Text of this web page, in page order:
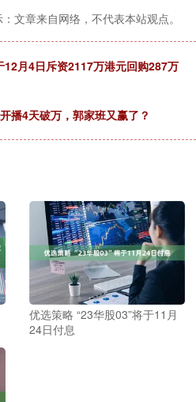
文章来自网络，不代表本站观点。
12月4日斥资2117万港元回购287万
播4天破万，郭家班又赢了？
优选策略 “23华股03”将于11月
24日付息